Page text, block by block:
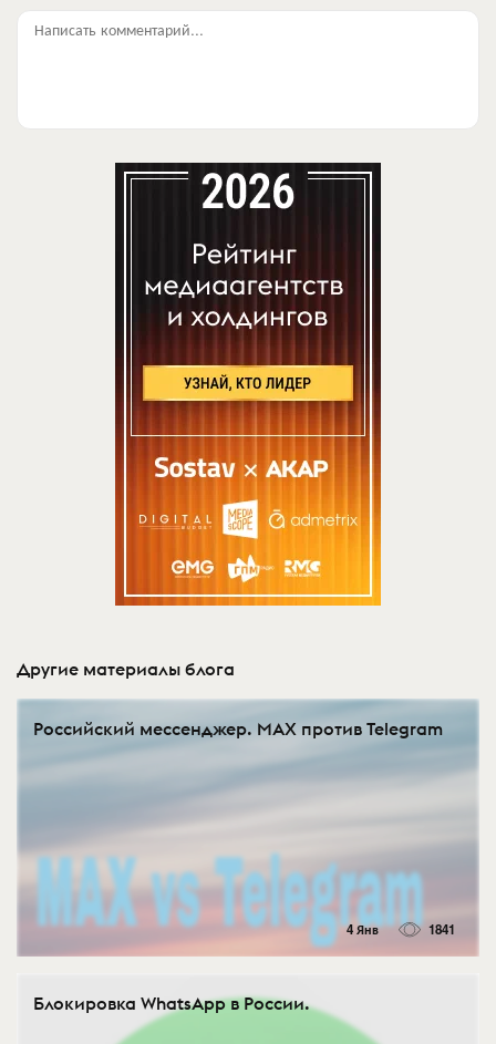
Написать комментарий...
Другие материалы блога
Российский мессенджер. MAX против Telegram
4 Янв 1841
Блокировка WhatsApp в России.